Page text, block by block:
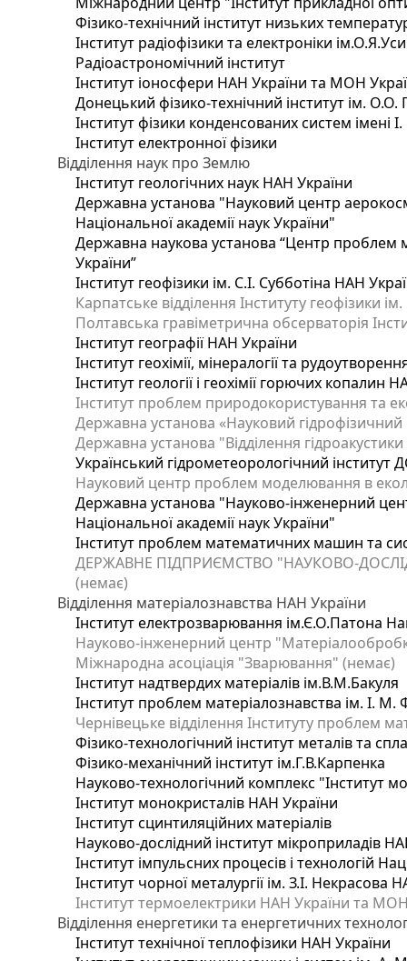
Фізико-технічний інститут низьких
Інститут радіофізики та електроніки
Радіоастрономічний інститут
Інститут іоносфери НАН України та МОН
Донецький фізико-технічний інститут ім. О.О.
Інститут фізики конденсованих систем імені
Інститут електронної фізики
Відділення наук про Землю
Інститут геологічних наук НАН України
Державна установа "Науковий центр
Національної академії наук України"
Державна наукова установа “Центр проблем
України”
Інститут геофізики ім. С.І. Субботіна НАН
Карпатське відділення Інституту геофізики
Полтавська гравіметрична обсерваторія
Інститут географії НАН України
Інститут геохімії, мінералогії та
Інститут геології і геохімії горючих копалин
Інститут проблем природокористування та
Державна установа «Науковий гідрофізичний
Державна установа "Відділення
Український гідрометеорологічний
Науковий центр проблем моделювання в
Державна установа "Науково-інженерний
Національної академії наук України"
Інститут проблем математичних машин та
ДЕРЖАВНЕ ПІДПРИЄМСТВО "НАУКОВО-
(немає)
Відділення матеріалознавства НАН України
Інститут електрозварювання ім.Є.О.Патона
Науково-інженерний центр
Міжнародна асоціація "Зварювання" (немає)
Інститут надтвердих матеріалів ім.В.М.Бакуля
Інститут проблем матеріалознавства ім. І.
Чернівецьке відділення Інституту проблем
Фізико-технологічний інститут металів та
Фізико-механічний інститут ім.Г.В.Карпенка
Науково-технологічний комплекс "Інститут
Інститут монокристалів НАН України
Інститут сцинтиляційних матеріалів
Науково-дослідний інститут мікроприладів
Інститут імпульсних процесів і технологій
Інститут чорної металургії ім. З.І. Некрасова
Інститут термоелектрики НАН України та
Відділення енергетики та енергетичних
Інститут технічної теплофізики НАН України